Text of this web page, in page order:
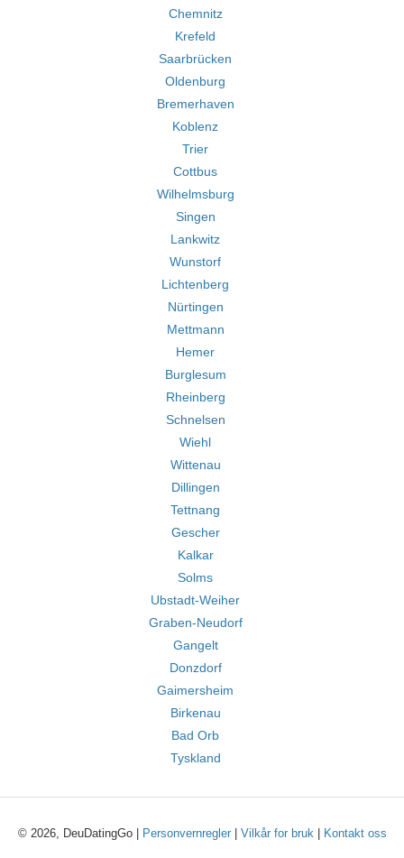
Chemnitz
Krefeld
Saarbrücken
Oldenburg
Bremerhaven
Koblenz
Trier
Cottbus
Wilhelmsburg
Singen
Lankwitz
Wunstorf
Lichtenberg
Nürtingen
Mettmann
Hemer
Burglesum
Rheinberg
Schnelsen
Wiehl
Wittenau
Dillingen
Tettnang
Gescher
Kalkar
Solms
Ubstadt-Weiher
Graben-Neudorf
Gangelt
Donzdorf
Gaimersheim
Birkenau
Bad Orb
Tyskland
© 2026, DeuDatingGo | Personvernregler| Vilkår for bruk| Kontakt oss